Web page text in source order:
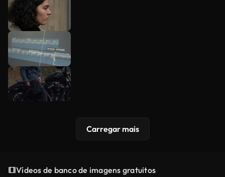
Carregar mais
Vídeos de banco de imagens gratuitos